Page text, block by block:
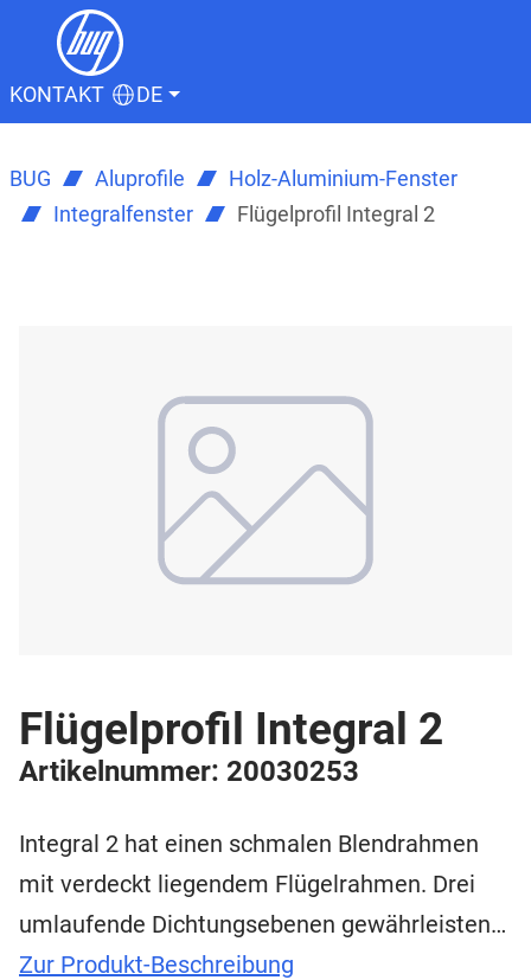
KONTAKT DE
BUG Aluprofile
Holz-Aluminium-Fenster
Integralfenster
Flügelprofil Integral 2
Flügelprofil Integral 2
Artikelnummer: 20030253
Integral 2 hat einen schmalen Blendrahmen
mit verdeckt liegendem Flügelrahmen. Drei
umlaufende Dichtungsebenen gewährleisten…
Zur Produkt-Beschreibung